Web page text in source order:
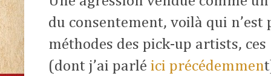
du consentement, voilà qui n’est
méthodes des pick-up artists,
(dont j’ai parlé ici précédemmen